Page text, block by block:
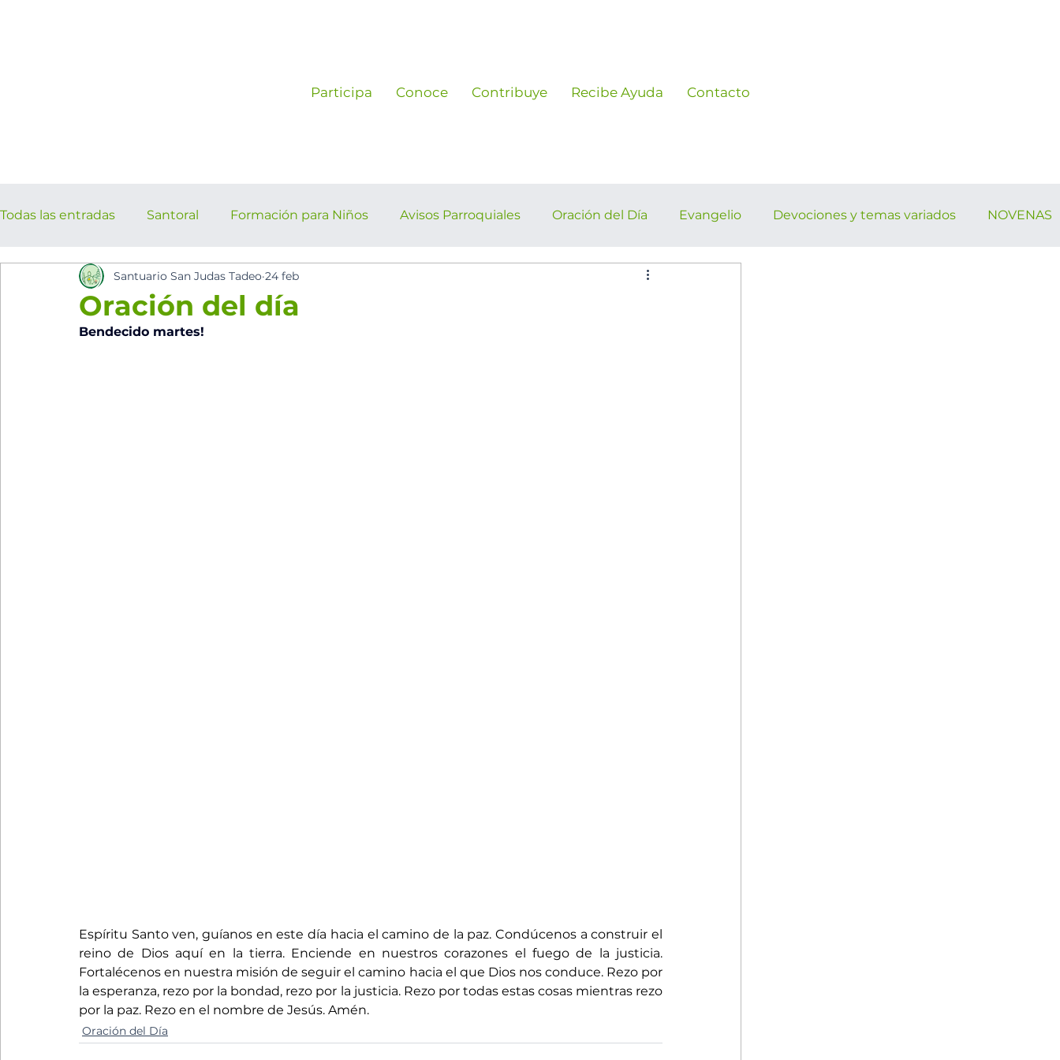
Participa Conoce Contribuye Recibe Ayuda Contacto
Todas las entradas Santoral Formación para Niños Avisos Parroquiales Oración del Día Evangelio Devociones y temas variados NOVENAS
los cinco minutos del espíritu Sant Eventos Parroquiales
Oración del día
Santuario San Judas Tadeo 24 feb
Bendecido martes!
Espíritu Santo ven, guíanos en este día hacia el camino de la paz. Condúcenos a construir el
reino de Dios aquí en la tierra. Enciende en nuestros corazones el fuego de la justicia.
Fortalécenos en nuestra misión de seguir el camino hacia el que Dios nos conduce. Rezo por
la esperanza, rezo por la bondad, rezo por la justicia. Rezo por todas estas cosas mientras rezo
por la paz. Rezo en el nombre de Jesús. Amén.
Oración del Día